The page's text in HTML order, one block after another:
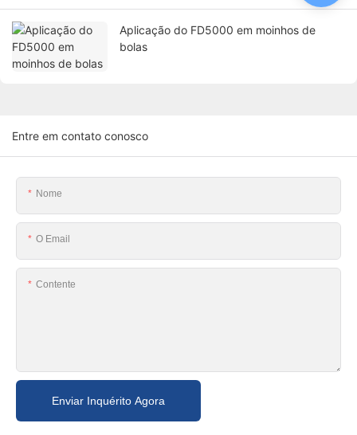
Aplicação do FD5000 em moinhos de
bolas
Entre em contato conosco
Nome
O Email
Contente
Enviar Inquérito Agora